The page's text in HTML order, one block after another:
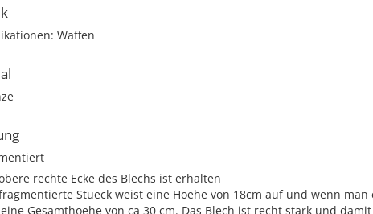
Waffen
rechte Ecke des Blechs ist erhalten
Stueck weist eine Hoehe von 18cm auf und wenn
Gesamthoehe von ca 30 cm. Das Blech ist recht stark und